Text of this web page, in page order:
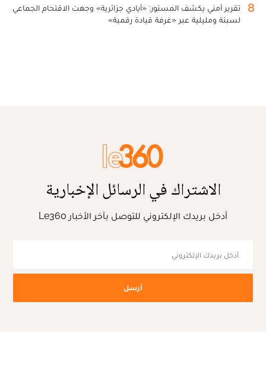
8
تقرير أمني يكشف المستور: «أيادي جزائرية» وجهت الاقتحام الجماعي
لسبتة ومليلية عبر «غرفة قيادة رقمية»
الاشتراك في الرسائل الإخبارية
أدخل بريدك الإلكتروني للتوصل بآخر الأخبار Le360
أرسل